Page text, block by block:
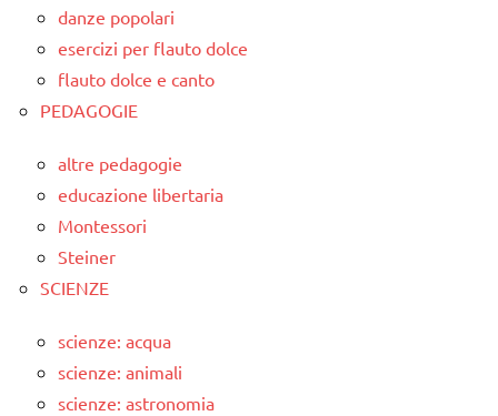
danze popolari
esercizi per flauto dolce
flauto dolce e canto
PEDAGOGIE
altre pedagogie
educazione libertaria
Montessori
Steiner
SCIENZE
scienze: acqua
scienze: animali
scienze: astronomia